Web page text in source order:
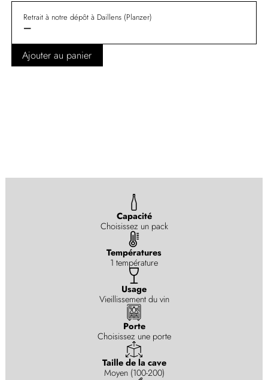
Retrait à notre dépôt à Daillens (Planzer)
—
Ajouter au panier
Capacité
Choisissez un pack
Températures
1 température
Usage
Vieillissement du vin
Porte
Choisissez une porte
Taille de la cave
Moyen (100-200)